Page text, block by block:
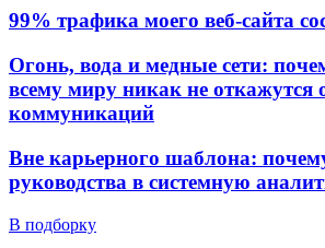
99% трафика моего веб‑сайта
Огонь, вода и медные сети:
всему миру никак не откажутся
коммуникаций
Вне карьерного шаблона:
руководства в системную
В подборку